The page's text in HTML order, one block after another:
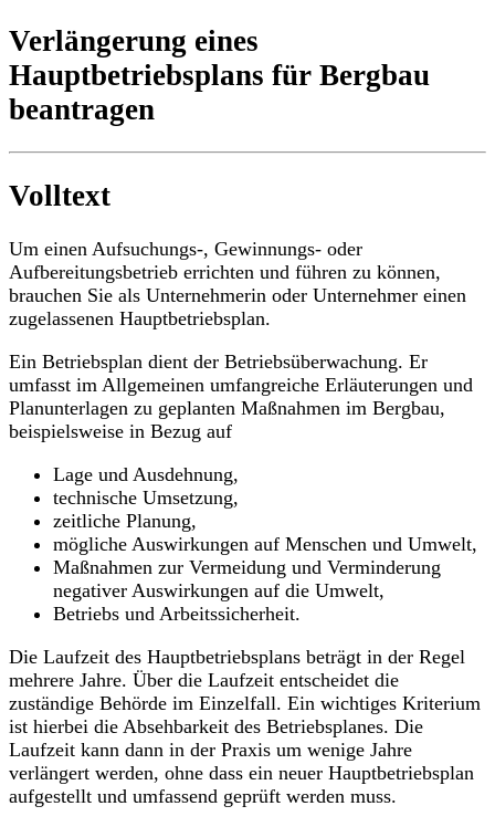
Verlängerung eines
Hauptbetriebsplans für Bergbau
beantragen
Volltext
Um einen Aufsuchungs-, Gewinnungs- oder
Aufbereitungsbetrieb errichten und führen zu können,
brauchen Sie als Unternehmerin oder Unternehmer einen
zugelassenen Hauptbetriebsplan.
Ein Betriebsplan dient der Betriebsüberwachung. Er
umfasst im Allgemeinen umfangreiche Erläuterungen und
Planunterlagen zu geplanten Maßnahmen im Bergbau,
beispielsweise in Bezug auf
Lage und Ausdehnung,
technische Umsetzung,
zeitliche Planung,
mögliche Auswirkungen auf Menschen und Umwelt,
Maßnahmen zur Vermeidung und Verminderung
negativer Auswirkungen auf die Umwelt,
Betriebs und Arbeitssicherheit.
Die Laufzeit des Hauptbetriebsplans beträgt in der Regel
mehrere Jahre. Über die Laufzeit entscheidet die
zuständige Behörde im Einzelfall. Ein wichtiges Kriterium
ist hierbei die Absehbarkeit des Betriebsplanes. Die
Laufzeit kann dann in der Praxis um wenige Jahre
verlängert werden, ohne dass ein neuer Hauptbetriebsplan
aufgestellt und umfassend geprüft werden muss.